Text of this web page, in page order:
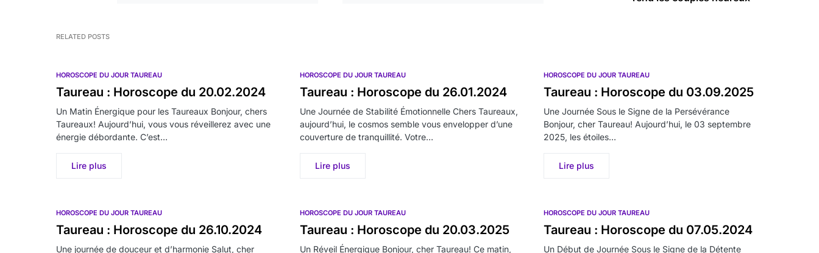
RELATED POSTS
HOROSCOPE DU JOUR TAUREAU
Taureau : Horoscope du 20.02.2024
Un Matin Énergique pour les Taureaux Bonjour, chers
Taureaux! Aujourd’hui, vous vous réveillerez avec une
énergie débordante. C’est…
Lire plus
HOROSCOPE DU JOUR TAUREAU
Taureau : Horoscope du 26.01.2024
Une Journée de Stabilité Émotionnelle Chers Taureaux,
aujourd’hui, le cosmos semble vous envelopper d’une
couverture de tranquillité. Votre…
Lire plus
HOROSCOPE DU JOUR TAUREAU
Taureau : Horoscope du 03.09.2025
Une Journée Sous le Signe de la Persévérance
Bonjour, cher Taureau! Aujourd’hui, le 03 septembre
2025, les étoiles…
Lire plus
HOROSCOPE DU JOUR TAUREAU
Taureau : Horoscope du 26.10.2024
Une journée de douceur et d’harmonie Salut, cher
HOROSCOPE DU JOUR TAUREAU
Taureau : Horoscope du 20.03.2025
Un Réveil Énergique Bonjour, cher Taureau! Ce matin,
HOROSCOPE DU JOUR TAUREAU
Taureau : Horoscope du 07.05.2024
Un Début de Journée Sous le Signe de la Détente